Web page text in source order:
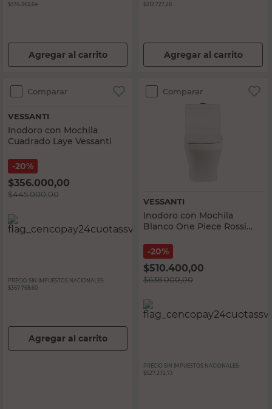
$336.363,64
Agregar al carrito
$312.727,28
Agregar al carrito
Comparar
VESSANTI
Inodoro con Mochila
Cuadrado Laye Vessanti
20%
$356.000,00
$445.000,00
PRECIO SIN IMPUESTOS NACIONALES:
$367.768,60
Agregar al carrito
Comparar
VESSANTI
Inodoro con Mochila
Blanco One Piece Rossi
20%
$510.400,00
$638.000,00
PRECIO SIN IMPUESTOS NACIONALES:
$527.272,73